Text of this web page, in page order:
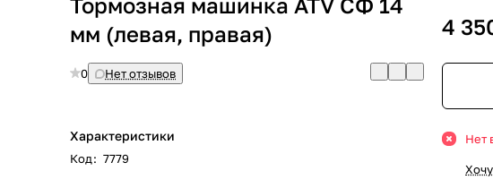
мм (левая, правая)
0 Нет отзывов
Характеристики
Код: 7779
4
Нет